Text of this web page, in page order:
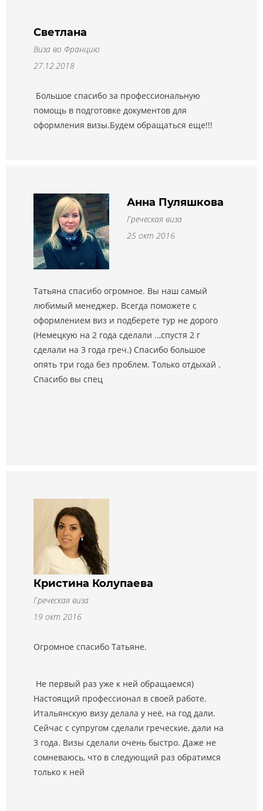
Светлана
Виза во Францию
27.12.2018
Большое спасибо за профессиональную
помощь в подготовке документов для
оформления визы.Будем обращаться еще!!!
Анна Пуляшкова
Греческая виза
25 окт 2016
Татьяна спасибо огромное. Вы наш самый
любимый менеджер. Всегда поможете с
оформлением виз и подберете тур не дорого
(Немецкую на 2 года сделали ..,спустя 2 г
сделали на 3 года греч.) Спасибо большое
опять три года без проблем. Только отдыхай .
Спасибо вы спец
Кристина Колупаева
Греческая виза
19 окт 2016
Огромное спасибо Татьяне.
Не первый раз уже к ней обращаемся)
Настоящий профессионал в своей работе.
Итальянскую визу делала у неё, на год дали.
Сейчас с супругом сделали греческие, дали на
3 года. Визы сделали очень быстро. Даже не
сомневаюсь, что в следующий раз обратимся
только к ней